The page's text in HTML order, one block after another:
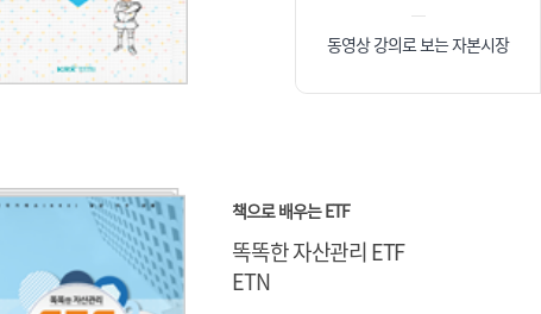
동영상 강의로 보는 자본시장
책으로 배우는 ETF
똑똑한 자산관리 ETF
ETN